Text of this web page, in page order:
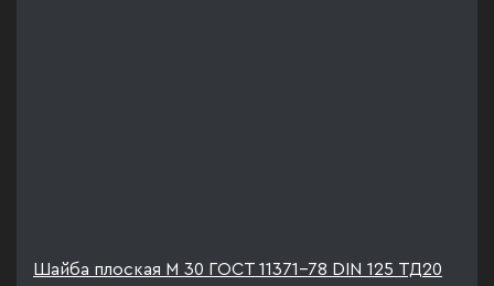
Шайба плоская М 30 ГОСТ 11371-78 DIN 125 ТД20